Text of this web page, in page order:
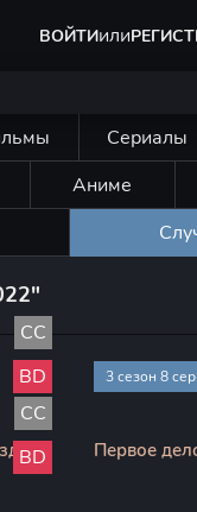
ВОЙТИили
Сериалы
Аниме
CC
BD Почка
3 сезон 8
CC
BD
Первое